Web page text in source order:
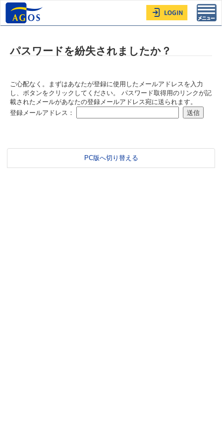
パスワードを紛失されましたか？
ご心配なく。まずはあなたが登録に使用したメールアドレスを入力
し、ボタンをクリックしてください。 パスワード取得用のリンクが記
載されたメールがあなたの登録メールアドレス宛に送られます。
登録メールアドレス：
PC版へ切り替える